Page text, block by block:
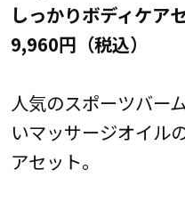
しっかりボディケア
9,960円（税込）
人気のスポーツバー
いマッサージオイル
アセット。